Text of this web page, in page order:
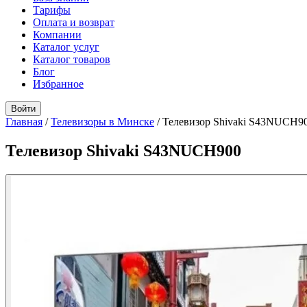
Тарифы
Оплата и возврат
Компании
Каталог услуг
Каталог товаров
Блог
Избранное
Войти
Главная / Телевизоры в Минске / Телевизор Shivaki
Телевизор Shivaki S43NUCH900